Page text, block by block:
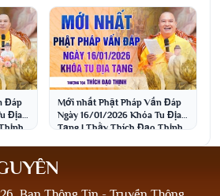
Đáp
Địa
Mới nhất Phật Pháp Vấn Đáp
Ngày 16/01/2026 Khóa Tu Địa
Tạng | Thầy Thích Đạo Thịnh